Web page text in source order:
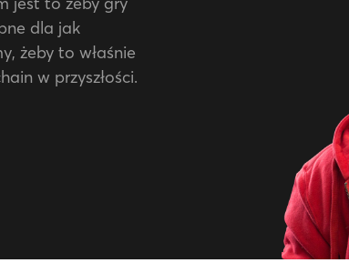
dla jak
żeby to właśnie
w przyszłości.